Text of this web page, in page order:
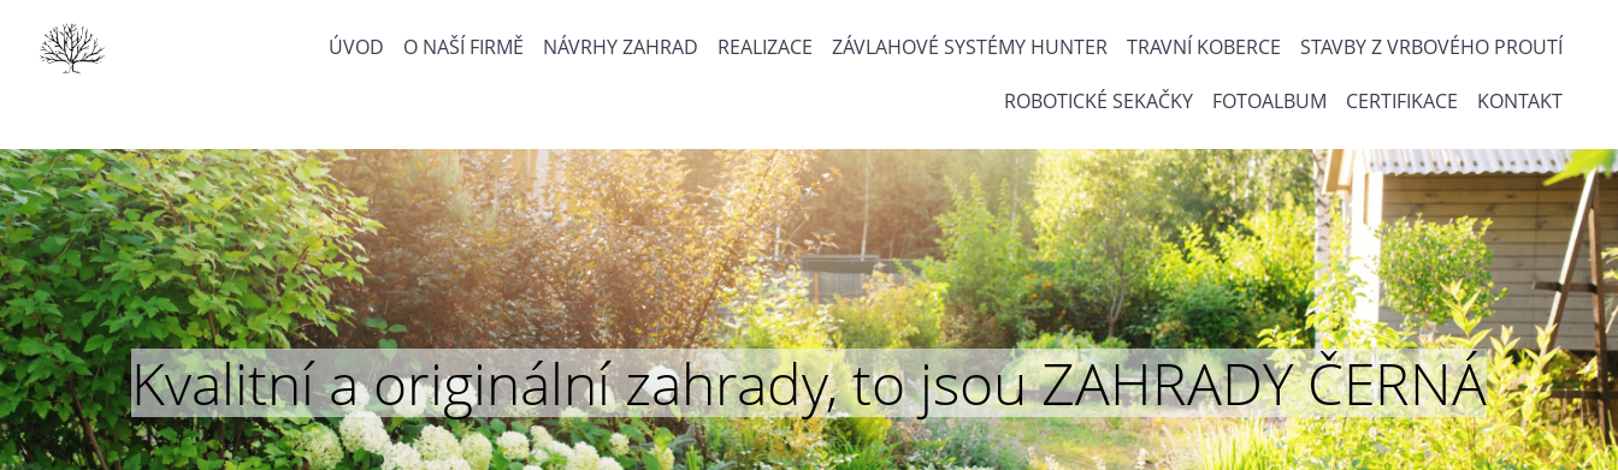
ÚVOD O NAŠÍ FIRMĚ NÁVRHY ZAHRAD REALIZACE ZÁVLAHOVÉ SYSTÉMY HUNTER TRAVNÍ KOBERCE STAVBY Z VRBOVÉHO PROUTÍ
ROBOTICKÉ SEKAČKY FOTOALBUM CERTIFIKACE KONTAKT
Kvalitní a originální zahrady, to jsou ZAHRADY ČERNÁ